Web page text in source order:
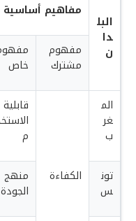
البل
دا
ن
مفاهيم أساسية
مفهوم
مشترك
خاص
الم
غر
ب
الكفاءة
قابلية
م
تون
س
الجودة